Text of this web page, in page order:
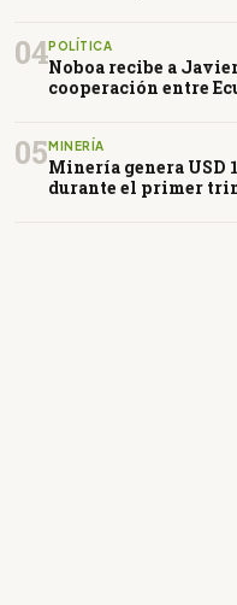
04POLÍTICA
Noboa recibe a
cooperación entre
05MINERÍA
Minería genera USD
durante el primer